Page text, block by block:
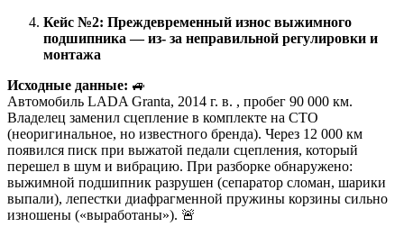
Кейс №2: Преждевременный износ выжимного
подшипника — из- за неправильной регулировки и
монтажа
Исходные данные: 🚙
Автомобиль LADA Granta, 2014 г. в. , пробег 90 000 км.
Владелец заменил сцепление в комплекте на СТО
(неоригинальное, но известного бренда). Через 12 000 км
появился писк при выжатой педали сцепления, который
перешел в шум и вибрацию. При разборке обнаружено:
выжимной подшипник разрушен (сепаратор сломан, шарики
выпали), лепестки диафрагменной пружины корзины сильно
изношены («выработаны»). 🚨